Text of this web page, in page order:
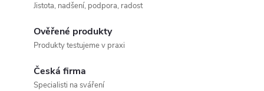
Jistota, nadšení, podpora, radost
Ověřené produkty
Produkty testujeme v praxi
Česká firma
Specialisti na sváření